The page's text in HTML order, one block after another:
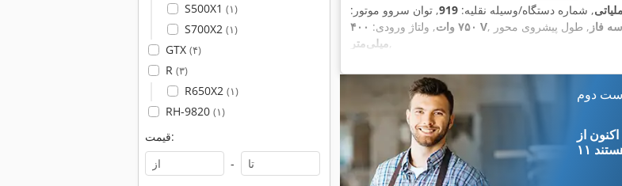
S500X1 (۱)
S700X2 (۱)
GTX (۴)
R (۳)
R650X2 (۱)
RH-9820 (۱)
قیمت:
-
, شماره دستگاه/وسیله نقلیه: 919, توان سروو موتور:
۷۵۰ وات
, ولتاژ ورودی: ۴۰۰ V سه فاز
میلی‌متر,
دوم